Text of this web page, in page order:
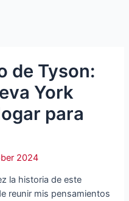
de Tyson:
York
para
2024
la historia de este
reunir mis pensamientos